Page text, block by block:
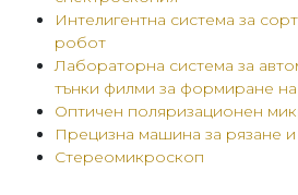
Интелигентна система за
робот
Лабораторна система за
тънки филми за формиране
Оптичен поляризационен
Прецизна машина за рязане
Стереомикроскоп